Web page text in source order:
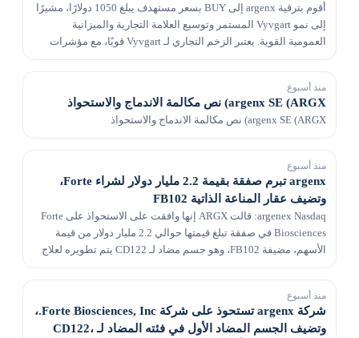
أقوم بترقية argenx إلى BUY بسعر مستهدف يبلغ 1050 دولارًا، مشيرًا
إلى نمو Vyvgart المستمر وتوسيع العلامة التجارية والميزانية
العمومية القوية. يعتبر الزخم التجاري لـ Vyvgart قويًا، مع مؤشرات
منذ أسبوع
argenx SE (ARGX) نص مكالمة الاندماج والاستحواذ
argenx SE (ARGX) نص مكالمة الاندماج والاستحواذ
منذ أسبوع
argenx تبرم صفقة بقيمة 2.2 مليار دولار لشراء Forte،
وتضيف عقار المناعة الذاتية FB102
argenex Nasdaq: قالت ARGX إنها وافقت على الاستحواذ على Forte
Biosciences في صفقة تبلغ قيمتها حوالي 2.2 مليار دولار من قيمة
الأسهم، مضيفة FB102، وهو جسم مضاد لـ CD122 يتم تطويره لعلاج
منذ أسبوع
شركة argenx تستحوذ على شركة Forte Biosciences, Inc.،
وتضيف الجسم المضاد الأول في فئته المضاد لـ CD122،